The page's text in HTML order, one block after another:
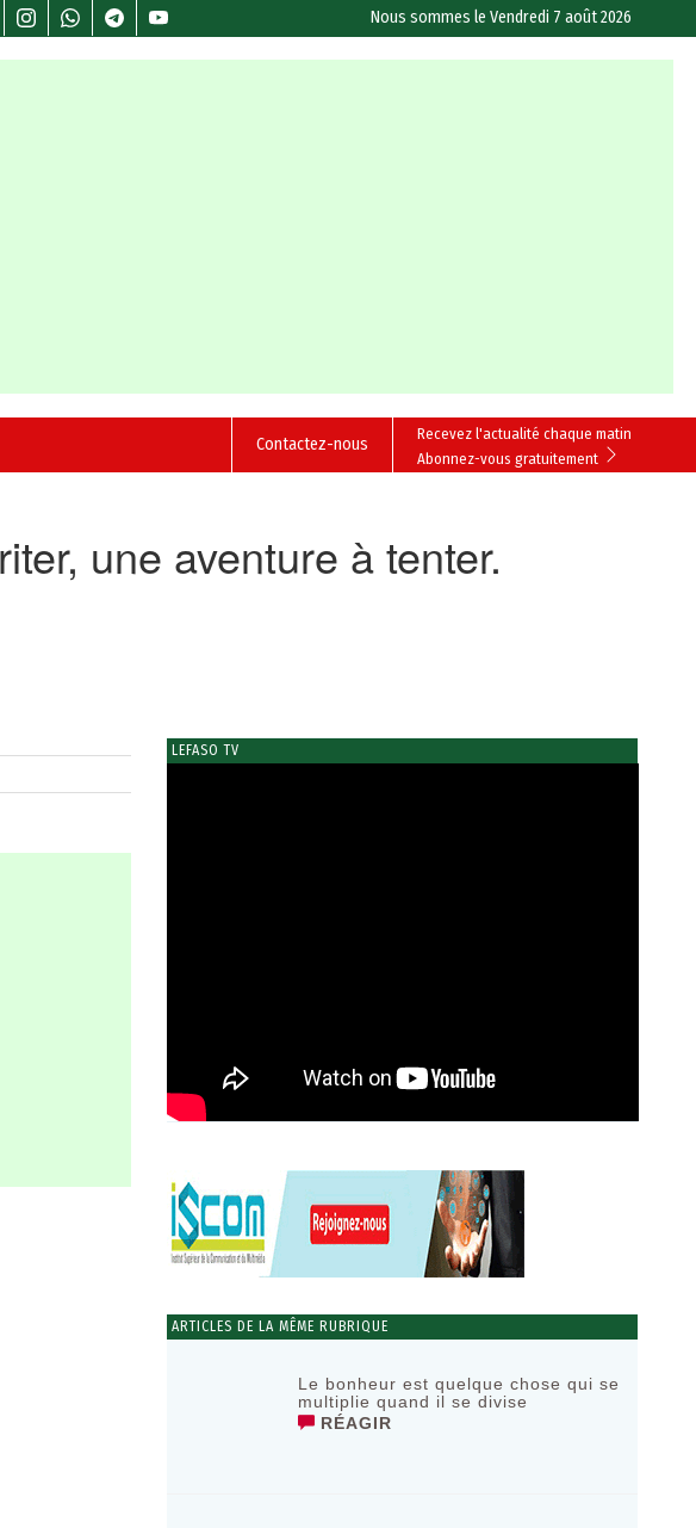
Nous sommes leVendredi 7 août 2026
Recevez l'actualité chaque matin
Abonnez-vous gratuitement
Contactez-nous
une aventure à tenter.
LEFASO TV
ARTICLES DE LA MÊME RUBRIQUE
Le bonheur est quelque chose qui se
multiplie quand il se divise
RÉAGIR